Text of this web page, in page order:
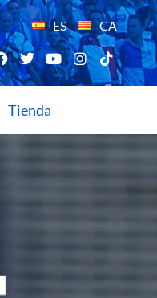
ES CA
Tienda